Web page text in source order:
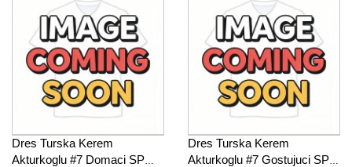
Dres Turska Kerem
Akturkoglu #7 Domaci SP
Dres Turska Kerem
Akturkoglu #7 Gostujuci SP